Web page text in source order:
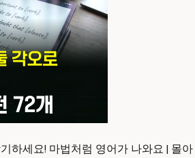
하세요! 마법처럼 영어가 나와요 | 몰아